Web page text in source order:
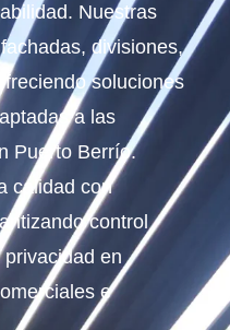
Nuestras
divisiones,
soluciones
a las
Puerto Berrío.
calidad con
control
privacidad en
e